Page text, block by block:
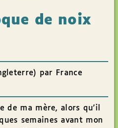
de noix
par France
de ma mère, alors qu’il
semaines avant mon